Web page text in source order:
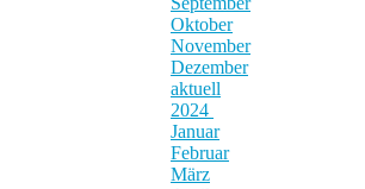
Oktober
November
Dezember
aktuell
2024
Januar
Februar
März